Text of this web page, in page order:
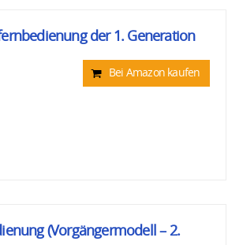
der 1. Generation
Bei Amazon kaufen
(Vorgängermodell – 2.